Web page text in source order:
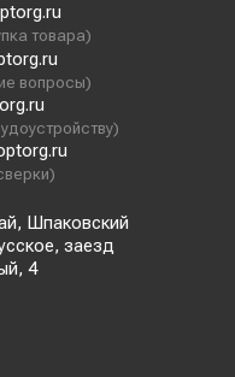
товара)
вопросы)
Шпаковский
заезд
4